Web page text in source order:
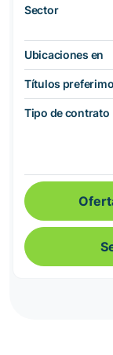
Sector
Ubicaciones en
Títulos
Tipo de contrato